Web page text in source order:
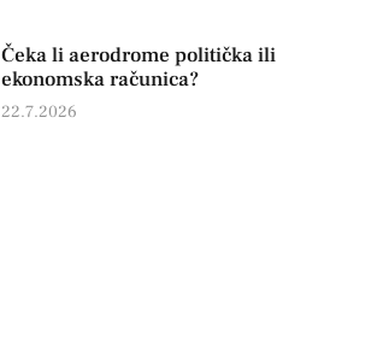
Čeka li aerodrome politička ili
ekonomska računica?
22.7.2026